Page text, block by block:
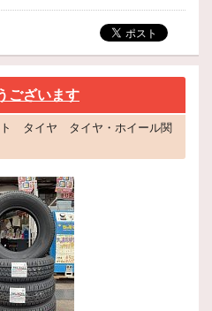
ございます
タイヤ タイヤ・ホイール関